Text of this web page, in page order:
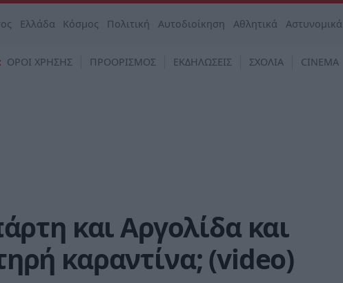
Ελλάδα Κόσμος Πολιτική Αυτοδιοίκηση Αθλητικά Αστυνομικά
ΟΡΟΙ ΧΡΗΣΗΣ ΠΡΟΟΡΙΣΜΟΣ ΕΚΔΗΛΩΣΕΙΣ ΣΧΟΛΙΑ CINEMA
και Αργολίδα και
καραντίνα; (video)